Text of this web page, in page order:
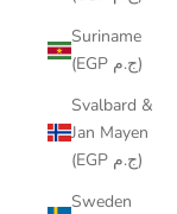
Suriname
(EGP ج.م)
Svalbard &
Jan Mayen
(EGP ج.م)
Sweden